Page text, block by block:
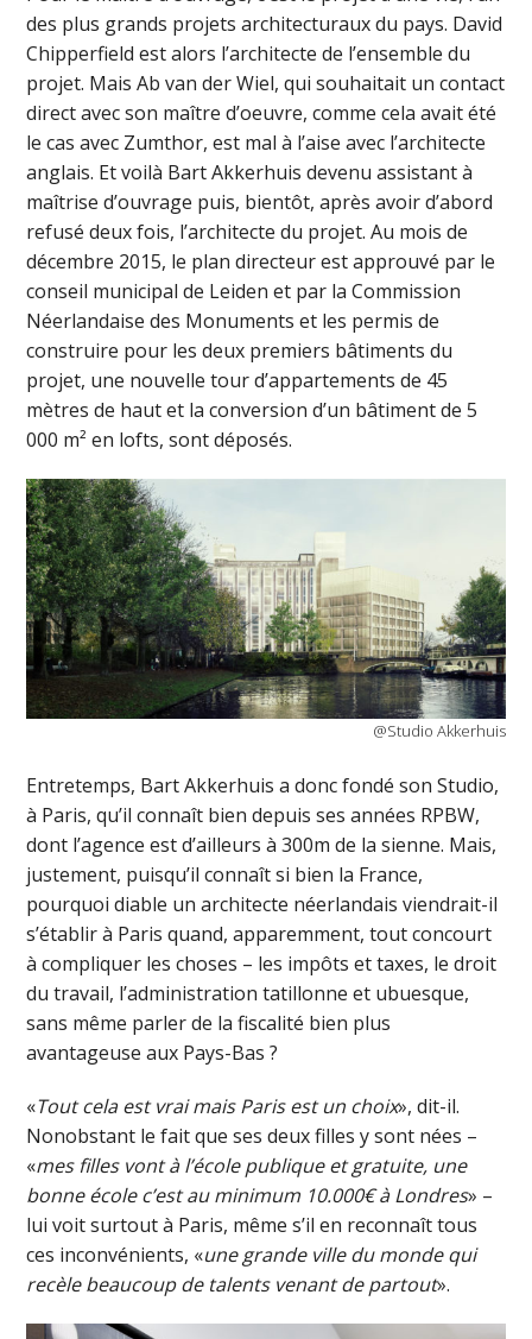
des plus grands projets architecturaux du pays. David
Chipperfield est alors l’architecte de l’ensemble du
projet. Mais Ab van der Wiel, qui souhaitait un contact
direct avec son maître d’oeuvre, comme cela avait été
le cas avec Zumthor, est mal à l’aise avec l’architecte
anglais. Et voilà Bart Akkerhuis devenu assistant à
maîtrise d’ouvrage puis, bientôt, après avoir d’abord
refusé deux fois, l’architecte du projet. Au mois de
décembre 2015, le plan directeur est approuvé par le
conseil municipal de Leiden et par la Commission
Néerlandaise des Monuments et les permis de
construire pour les deux premiers bâtiments du
projet, une nouvelle tour d’appartements de 45
mètres de haut et la conversion d’un bâtiment de 5
000 m² en lofts, sont déposés.
@Studio Akkerhuis
Entretemps, Bart Akkerhuis a donc fondé son Studio,
à Paris, qu’il connaît bien depuis ses années RPBW,
dont l’agence est d’ailleurs à 300m de la sienne. Mais,
justement, puisqu’il connaît si bien la France,
pourquoi diable un architecte néerlandais viendrait-il
s’établir à Paris quand, apparemment, tout concourt
à compliquer les choses – les impôts et taxes, le droit
du travail, l’administration tatillonne et ubuesque,
sans même parler de la fiscalité bien plus
avantageuse aux Pays-Bas ?
«Tout cela est vrai mais Paris est un choix», dit-il.
Nonobstant le fait que ses deux filles y sont nées –
«mes filles vont à l’école publique et gratuite, une
bonne école c’est au minimum 10.000€ à Londres» –
lui voit surtout à Paris, même s’il en reconnaît tous
ces inconvénients, «une grande ville du monde qui
recèle beaucoup de talents venant de partout».